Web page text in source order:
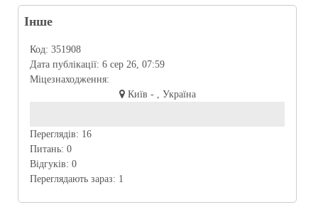
Інше
Код: 351908
Дата публікації: 6 сер 26, 07:59
Міцезнаходження:
Київ - , Україна
Переглядів: 16
Питань: 0
Відгуків: 0
Переглядають зараз: 1